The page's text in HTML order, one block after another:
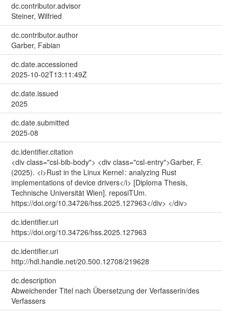
dc.contributor.advisor
Steiner, Wilfried
dc.contributor.author
Garber, Fabian
dc.date.accessioned
2025-10-02T13:11:49Z
dc.date.issued
2025
dc.date.submitted
2025-08
dc.identifier.citation
<div class="csl-bib-body"> <div class="csl-entry">Garber, F.
(2025). <i>Rust in the Linux Kernel : analyzing Rust
implementations of device drivers</i> [Diploma Thesis,
Technische Universität Wien]. reposiTUm.
https://doi.org/10.34726/hss.2025.127963</div> </div>
dc.identifier.uri
https://doi.org/10.34726/hss.2025.127963
dc.identifier.uri
http://hdl.handle.net/20.500.12708/219628
dc.description
Abweichender Titel nach Übersetzung der Verfasserin/des
Verfassers